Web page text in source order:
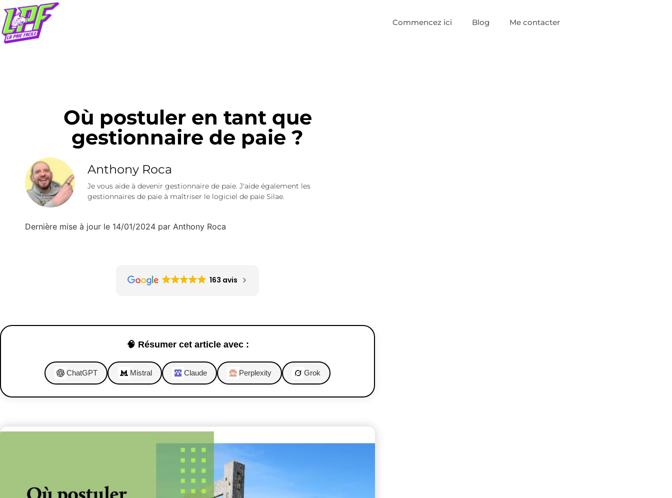
Commencez ici Blog Me contacter
Où postuler en tant que
gestionnaire de paie ?
Anthony Roca
Je vous aide à devenir gestionnaire de paie. J'aide également les
gestionnaires de paie à maîtriser le logiciel de paie Silae.
Dernière mise à jour le 14/01/2024 par Anthony Roca
163 avis
🧠 Résumer cet article avec :
ChatGPT Mistral Claude Perplexity Grok